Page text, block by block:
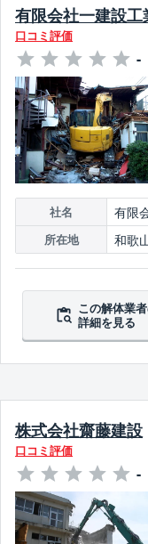
有限会社一建設工
口コミ評価
-
社名 有限
所在地 和歌
この解体業
詳細を見る
株式会社齋藤建設
口コミ評価
-